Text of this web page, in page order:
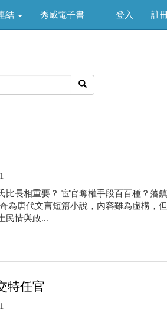
結 秀威電子書 登入 註
比長相重要？ 宦官奪權手段百百種？藩鎮
唐代文言短篇小說，內容雖為虛構，但
民情與政...
特任官